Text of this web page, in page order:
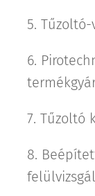
5.
6.
7. Tűzoltó
8.